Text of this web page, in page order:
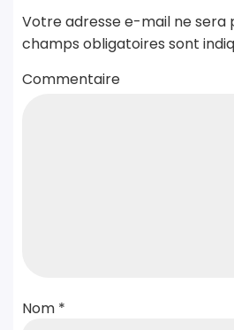
Votre adresse e-mail ne sera
champs obligatoires sont
Commentaire
Nom *